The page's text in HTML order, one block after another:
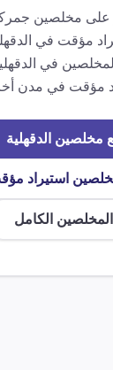
على مخلصين
مؤقت في
في
مؤقت في مدن
مخلصين الدقهلية
استيراد
الكامل